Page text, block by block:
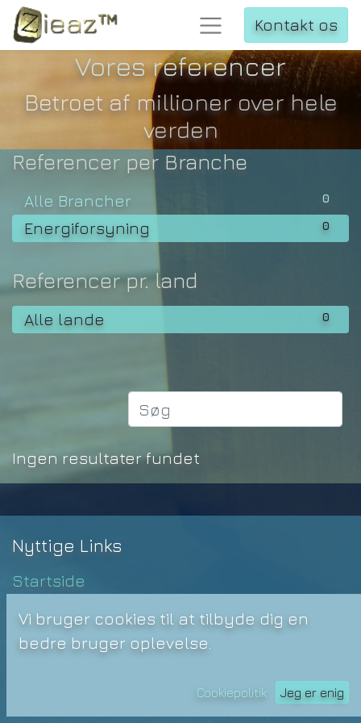
Kontakt os
Vores referencer
Betroet af millioner over hele
verden
Referencer per Branche
0
Alle Brancher
0
Energiforsyning
Referencer pr. land
0
Alle lande
Ingen resultater fundet
Nyttige Links
Startside
Handelsbetingelser
Privatlivspolitik
Vi bruger cookies til at tilbyde dig en
bedre bruger oplevelse.
Cookiepolitik Jeg er enig